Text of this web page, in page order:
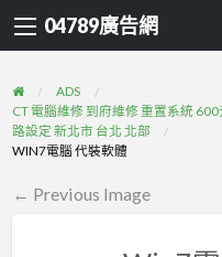
04789廣告網
ADS
CT 電腦維修 到府維修 重置系統
路設定 新北市 台北 北部
WIN7電腦 代裝軟體
← Previous Image